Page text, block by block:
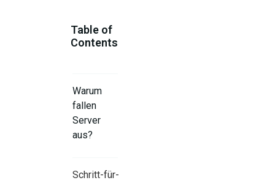
Table of
Contents
Warum
fallen
Server
aus?
Schritt-für-